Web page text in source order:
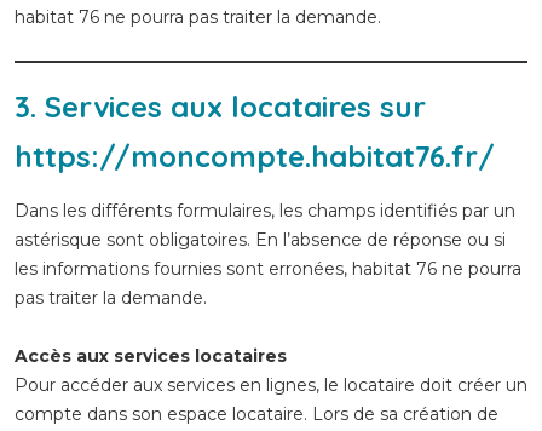
habitat 76 ne pourra pas traiter la demande.
3. Services aux locataires sur
https://moncompte.habitat76.fr/
Dans les différents formulaires, les champs identifiés par un
astérisque sont obligatoires. En l’absence de réponse ou si
les informations fournies sont erronées, habitat 76 ne pourra
pas traiter la demande.
Accès aux services locataires
Pour accéder aux services en lignes, le locataire doit créer un
compte dans son espace locataire. Lors de sa création de